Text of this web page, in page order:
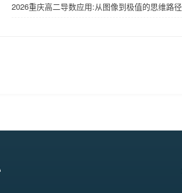
2026重庆高二导数应用:从图像到极值的思维路径